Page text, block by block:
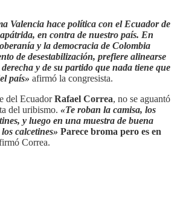
Valencia hace política con el Ecuador de
en contra de nuestro país. En
y la democracia de Colombia
de desestabilización, prefiere alinearse
y de su partido que nada tiene que
país» afirmó la congresista.
del EcuadorRafael Correa, no se aguantó
del uribismo. «Te roban la camisa, los
y luego en una muestra de buena
calcetines» Parece broma pero es en
Correa.